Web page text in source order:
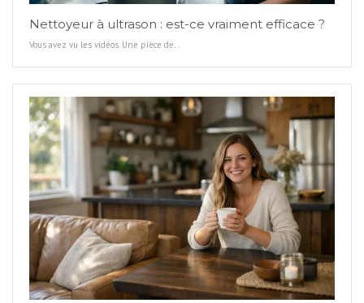
Nettoyeur à ultrason : est-ce vraiment efficace ?
Vous avez vu les vidéos. Une pièce de…